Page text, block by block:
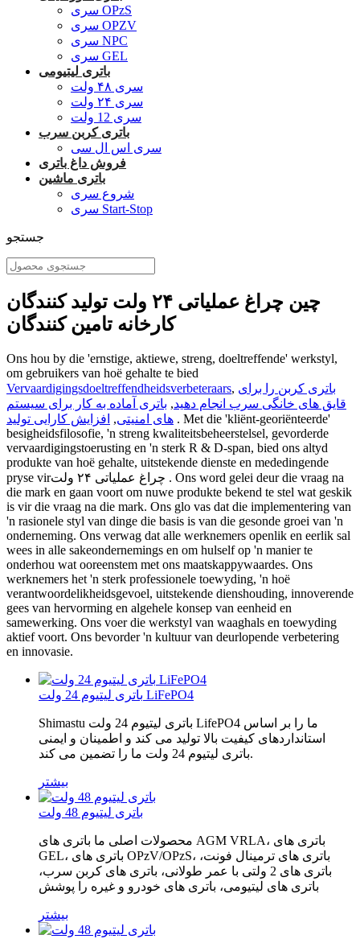
سری OPzS
سری OPZV
سری NPC
سری GEL
باتری لیتیومی
سری ۴۸ ولت
سری ۲۴ ولت
سری 12 ولت
باتری کربن سرب
سری اس ال سی
فروش داغ باتری
باتری ماشین
شروع سری
سری Start-Stop
جستجو
چین چراغ عملیاتی ۲۴ ولت تولید کنندگان
کارخانه تامین کنندگان
Ons hou by die 'ernstige, aktiewe, streng, doeltreffende' werkstyl,
om gebruikers van hoë gehalte te bied
Vervaardigingsdoeltreffendheidsverbeteraars, باتری کربن را برای
قایق های خانگی سرب انجام دهید, باتری آماده به کار برای سیستم
های امنیتی, افزایش کارایی تولید
. Met die 'kliënt-georiënteerde'
besigheidsfilosofie, 'n streng kwaliteitsbeheerstelsel, gevorderde
vervaardigingstoerusting en 'n sterk R & D-span, bied ons altyd
produkte van hoë gehalte, uitstekende dienste en mededingende
pryse virچراغ عملیاتی ۲۴ ولت . Ons word gelei deur die vraag na
die mark en gaan voort om nuwe produkte bekend te stel wat geskik
is vir die vraag na die mark. Ons glo vas dat die implementering van
'n rasionele styl van dinge die basis is van die gesonde groei van 'n
onderneming. Ons verwag dat alle werknemers openlik en eerlik sal
wees in alle sakeondernemings en om hulself op 'n manier te
onderhou wat ooreenstem met ons maatskappywaardes. Ons
werknemers het 'n sterk professionele toewyding, 'n hoë
verantwoordelikheidsgevoel, uitstekende dienshouding, innoverende
gees van hervorming en algehele konsep van eenheid en
samewerking. Ons voer die werkstyl van waaghals en toewyding
aktief voort. Ons bevorder 'n kultuur van deurlopende verbetering
en innovasie.
باتری لیتیوم 24 ولت LiFePO4
Shimastu باتری لیتیوم 24 ولت LifePO4 ما را بر اساس
استانداردهای کیفیت بالا تولید می کند و اطمینان و ایمنی
باتری لیتیوم 24 ولت ما را تضمین می کند.
بیشتر
باتری لیتیوم 48 ولت
محصولات اصلی ما باتری های AGM VRLA، باتری های
GEL، باتری های OPzV/OPzS، باتری های ترمینال فونت،
باتری های 2 ولتی با عمر طولانی، باتری های کربن سرب،
باتری های لیتیومی، باتری های خودرو و غیره را پوشش
بیشتر